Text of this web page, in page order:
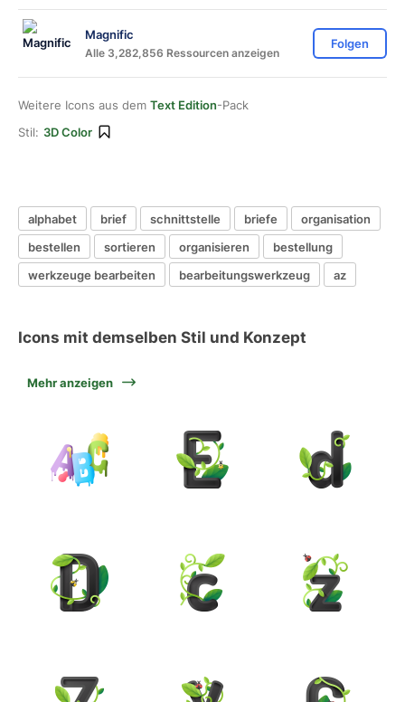
Magnific
Alle 3,282,856 Ressourcen anzeigen
Folgen
Weitere Icons aus dem Text Edition-Pack
Stil: 3D Color
alphabet brief schnittstelle briefe
organisation
bestellen
sortieren organisieren
bestellung
werkzeuge bearbeiten
bearbeitungswerkzeug az
Icons mit demselben Stil und Konzept
Mehr anzeigen